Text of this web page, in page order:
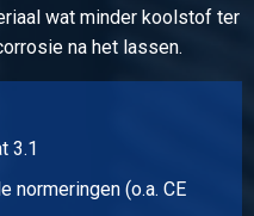
wat minder koolstof ter
na het lassen.
3.1
normeringen (o.a. CE